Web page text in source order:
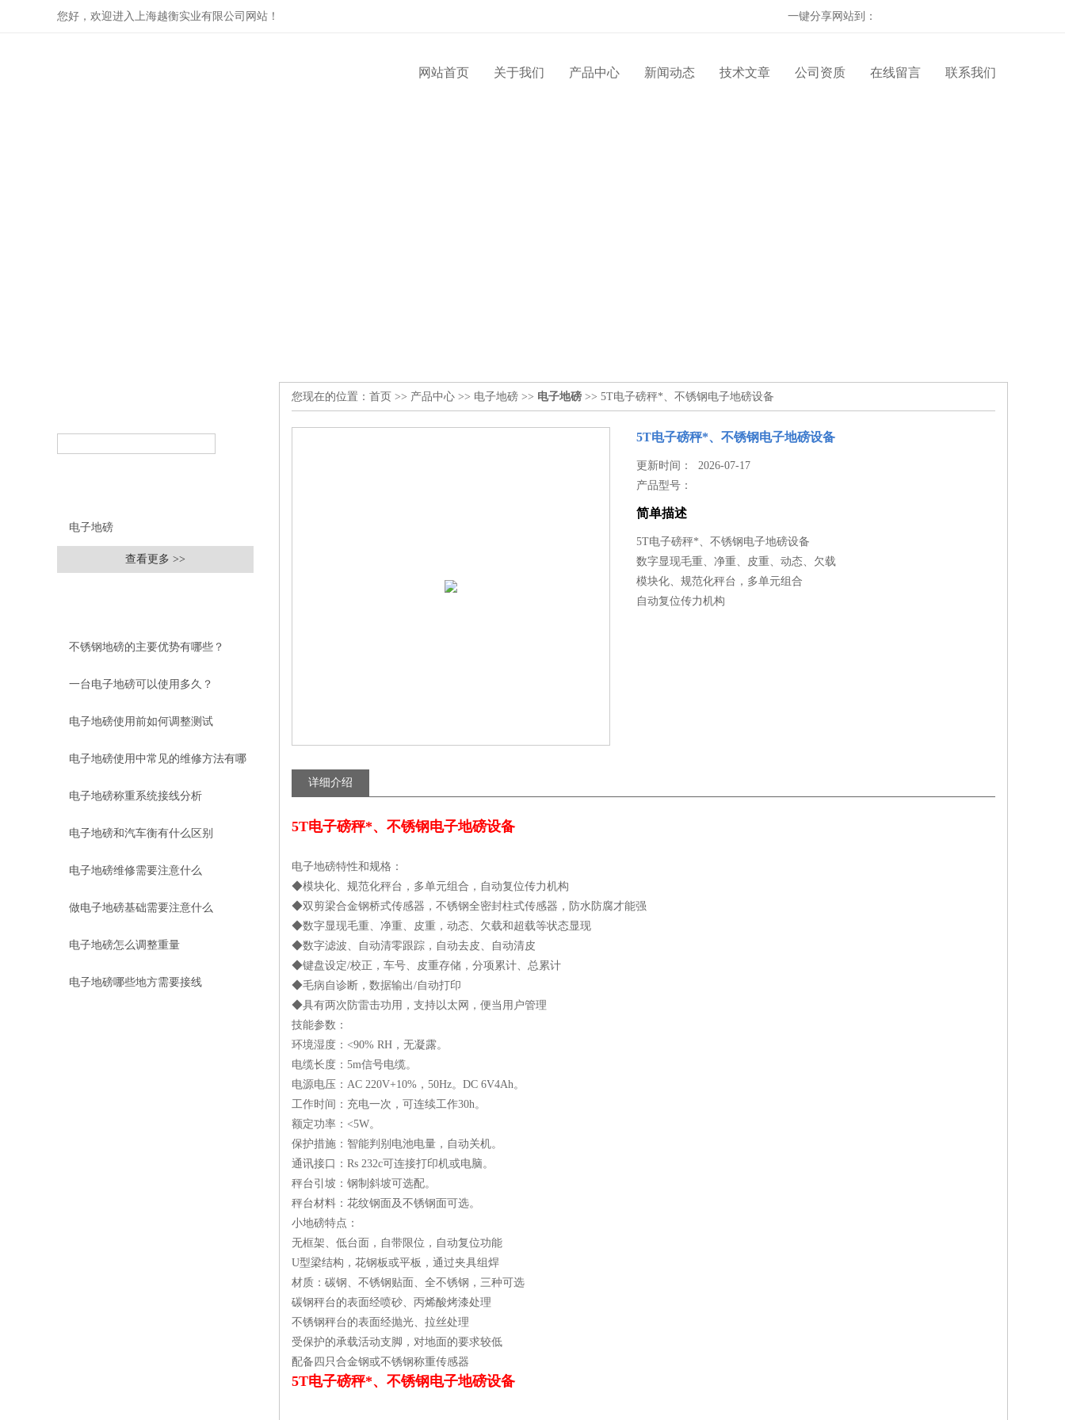
您好，欢迎进入上海越衡实业有限公司网站！ 一键分享网站到：
网站首页 关于我们 产品中心 新闻动态 技术文章 公司资质 在线留言 联系我们
电子地磅
查看更多 >>
不锈钢地磅的主要优势有哪些？
一台电子地磅可以使用多久？
电子地磅使用前如何调整测试
电子地磅使用中常见的维修方法有哪
些
电子地磅称重系统接线分析
电子地磅和汽车衡有什么区别
电子地磅维修需要注意什么
做电子地磅基础需要注意什么
电子地磅怎么调整重量
电子地磅哪些地方需要接线
您现在的位置： 首页 >> 产品中心 >> 电子地磅 >> 电子地磅 >> 5T电子磅秤*、不锈钢电子地磅设备
5T电子磅秤*、不锈钢电子地磅设备
更新时间： 2026-07-17
产品型号：
简单描述
5T电子磅秤*、不锈钢电子地磅设备
数字显现毛重、净重、皮重、动态、欠载
模块化、规范化秤台，多单元组合
自动复位传力机构
详细介绍
5T电子磅秤*、不锈钢电子地磅设备
电子地磅特性和规格：
◆模块化、规范化秤台，多单元组合，自动复位传力机构
◆双剪梁合金钢桥式传感器，不锈钢全密封柱式传感器，防水防腐才能强
◆数字显现毛重、净重、皮重，动态、欠载和超载等状态显现
◆数字滤波、自动清零跟踪，自动去皮、自动清皮
◆键盘设定/校正，车号、皮重存储，分项累计、总累计
◆毛病自诊断，数据输出/自动打印
◆具有两次防雷击功用，支持以太网，便当用户管理
技能参数：
环境湿度：<90% RH，无凝露。
电缆长度：5m信号电缆。
电源电压：AC 220V+10%，50Hz。DC 6V4Ah。
工作时间：充电一次，可连续工作30h。
额定功率：<5W。
保护措施：智能判别电池电量，自动关机。
通讯接口：Rs 232c可连接打印机或电脑。
秤台引坡：钢制斜坡可选配。
秤台材料：花纹钢面及不锈钢面可选。
小地磅特点：
无框架、低台面，自带限位，自动复位功能
U型梁结构，花钢板或平板，通过夹具组焊
材质：碳钢、不锈钢贴面、全不锈钢，三种可选
碳钢秤台的表面经喷砂、丙烯酸烤漆处理
不锈钢秤台的表面经抛光、拉丝处理
受保护的承载活动支脚，对地面的要求较低
配备四只合金钢或不锈钢称重传感器
5T电子磅秤*、不锈钢电子地磅设备